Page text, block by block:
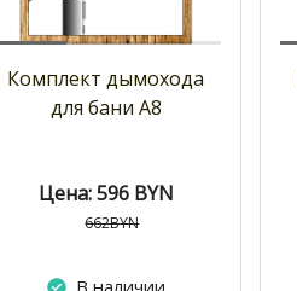
Комплект дымохода
для бани А8
Цена: 596 BYN
662BYN